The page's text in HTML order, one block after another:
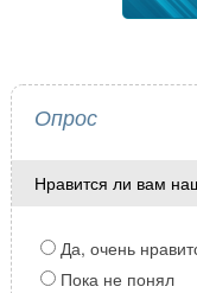
Опрос
Нравится ли вам
Да, очень
Пока не понял